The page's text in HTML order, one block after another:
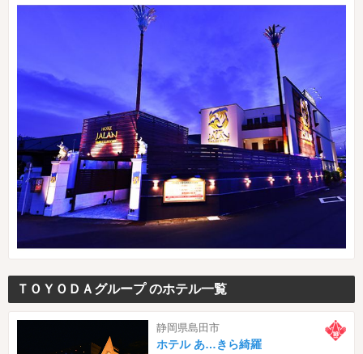
ＴＯＹＯＤＡグループ のホテル一覧
静岡県島田市
ホテル あ…きら綺羅